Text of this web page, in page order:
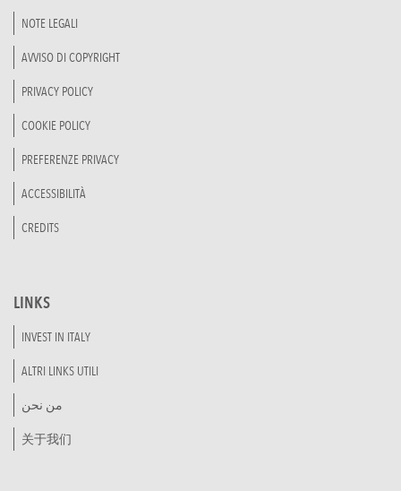
NOTE LEGALI
AVVISO DI COPYRIGHT
PRIVACY POLICY
COOKIE POLICY
PREFERENZE PRIVACY
ACCESSIBILITÀ
CREDITS
LINKS
INVEST IN ITALY
ALTRI LINKS UTILI
من نحن
关于我们